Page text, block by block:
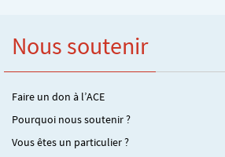
Nous soutenir
Faire un don à l’ACE
Pourquoi nous soutenir ?
Vous êtes un particulier ?